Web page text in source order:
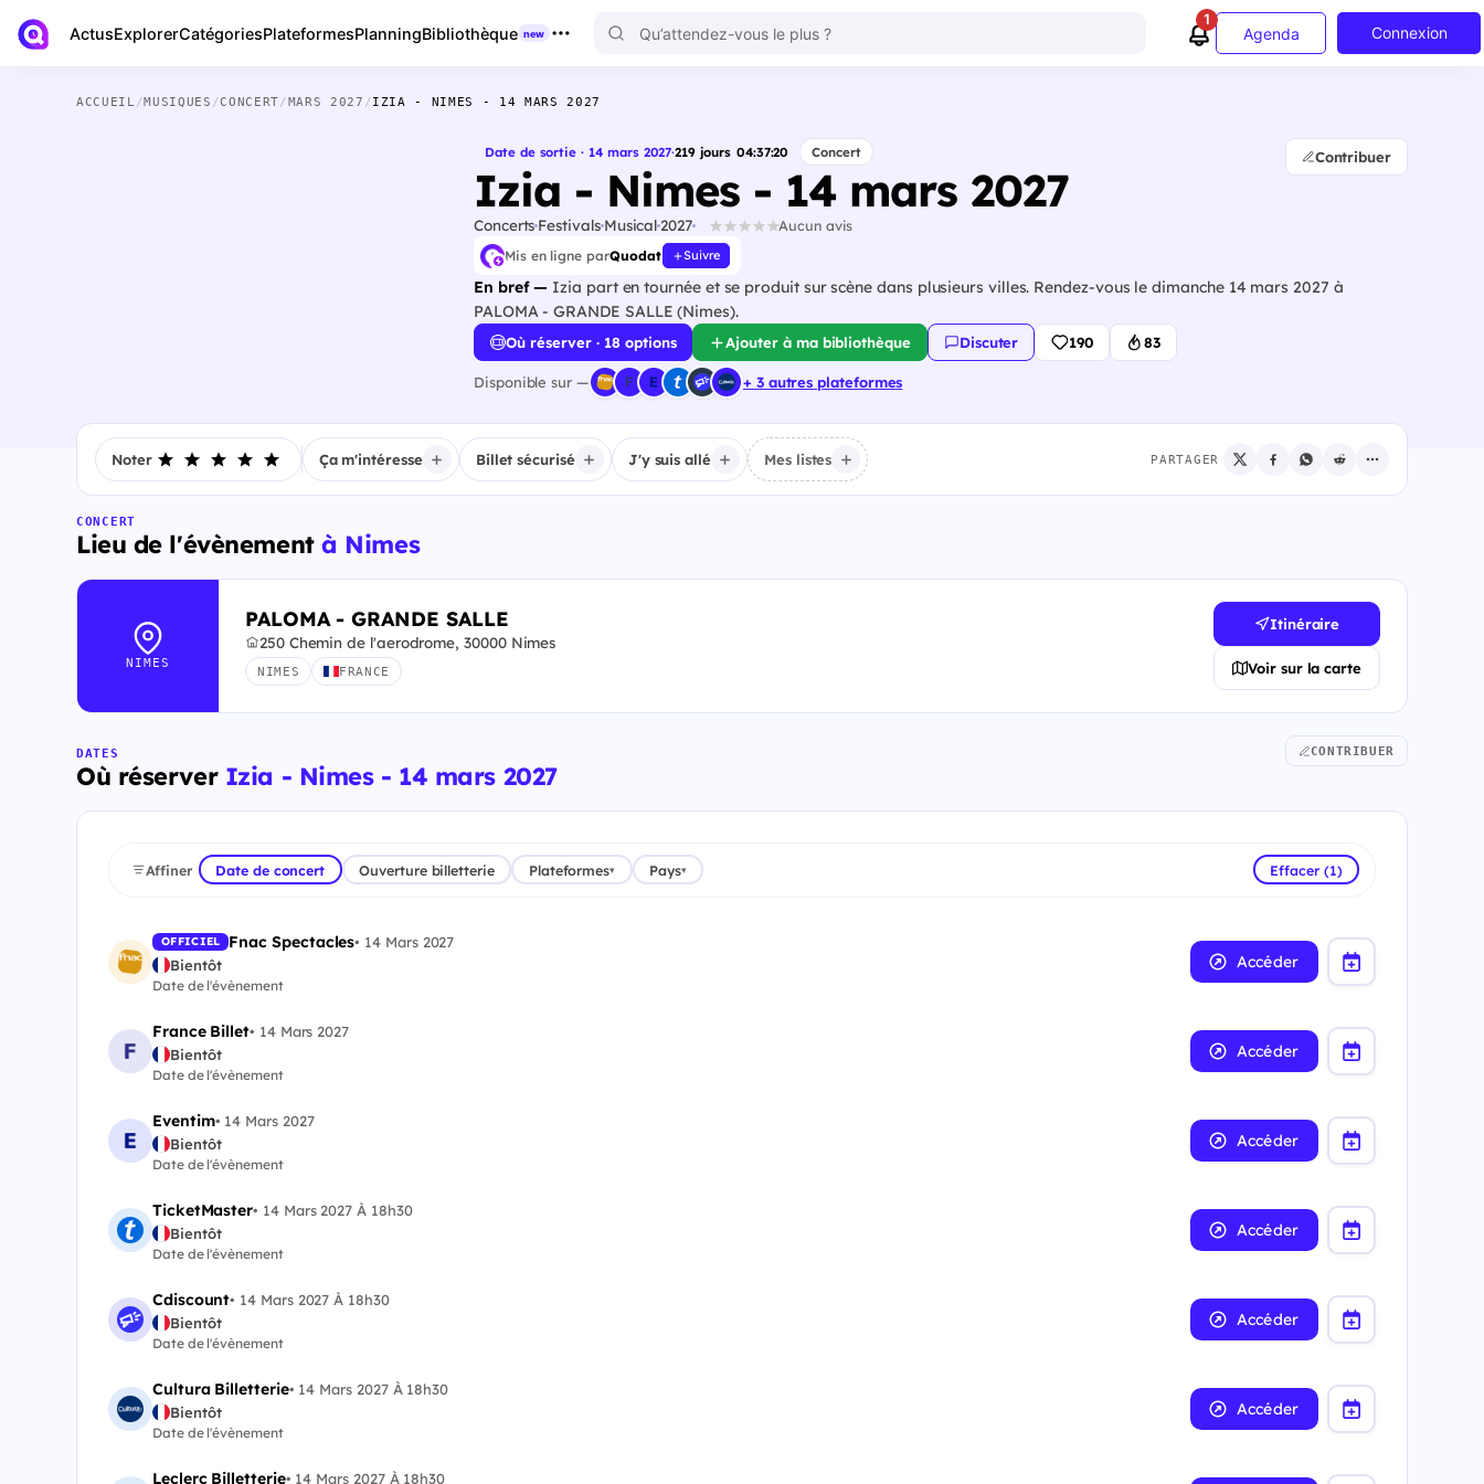
ActusExplorerCatégoriesPlateformesPlanningBibliothèque new
1
Agenda Connexion
ACCUEIL /MUSIQUES /CONCERT/MARS 2027 /IZIA - NIMES - 14 MARS 2027
Date de sortie · 14 mars 2027·219 jours 04:37:19 Concert
Izia - Nimes - 14 mars 2027
Concerts FestivalsMusical 2027 Aucun avis
Mis en ligne parQuodat Suivre
En bref — Izia part en tournée et se produit sur scène dans plusieurs villes. Rendez-vous le dimanche 14 mars 2027 à
PALOMA - GRANDE SALLE (Nimes).
Contribuer
Où réserver · 18 options Ajouter à ma bibliothèque Discuter 190 83
Disponible sur — + 3 autres plateformes
Noter Ça m'intéresse Billet sécurisé J'y suis allé Mes listes PARTAGER
CONCERT
Lieu de l'évènementà Nimes
NIMES
PALOMA - GRANDE SALLE
250 Chemin de l'aerodrome, 30000 Nimes
NIMES FRANCE
Itinéraire
Voir sur la carte
DATES
Où réserver Izia - Nimes - 14 mars 2027
CONTRIBUER
Affiner Date de concert Ouverture billetterie Plateformes▾ Pays▾ Effacer (1)
OFFICIEL Fnac Spectacles• 14 Mars 2027
Bientôt
Date de l'évènement
Accéder
France Billet• 14 Mars 2027
Bientôt
Date de l'évènement
Accéder
Eventim• 14 Mars 2027
Bientôt
Date de l'évènement
Accéder
TicketMaster• 14 Mars 2027 À 18h30
Bientôt
Date de l'évènement
Accéder
Cdiscount• 14 Mars 2027 À 18h30
Bientôt
Date de l'évènement
Accéder
Cultura Billetterie• 14 Mars 2027 À 18h30
Bientôt
Date de l'évènement
Accéder
Leclerc Billetterie• 14 Mars 2027 À 18h30